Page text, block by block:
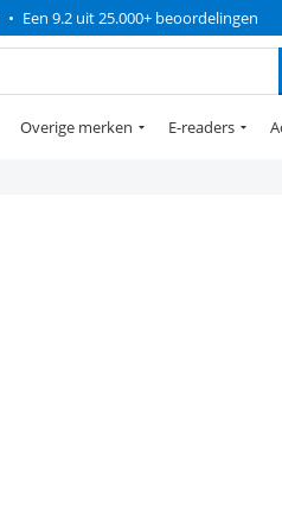
• Een 9.2 uit 25.000+ beoordelingen
Overige merken E-readers